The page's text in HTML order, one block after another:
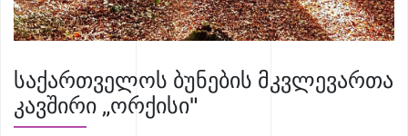
საქართველოს ბუნების მკვლევართა
კავშირი „ორქისი"